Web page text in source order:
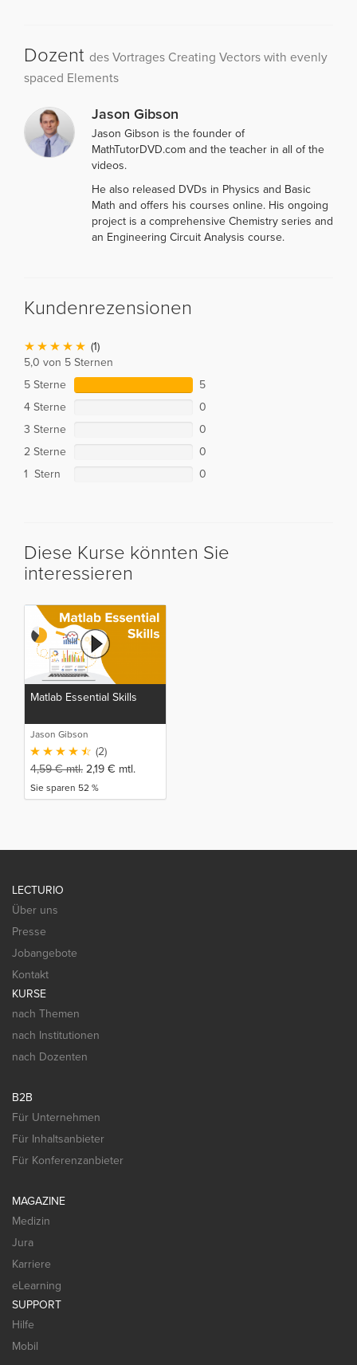
Dozent des Vortrages Creating Vectors with evenly
spaced Elements
Jason Gibson
Jason Gibson is the founder of
MathTutorDVD.com and the teacher in all of the
videos.
He also released DVDs in Physics and Basic
Math and offers his courses online. His ongoing
project is a comprehensive Chemistry series and
an Engineering Circuit Analysis course.
Kundenrezensionen
(1)
5,0 von 5 Sternen
5 Sterne
5
4 Sterne
0
3 Sterne
0
2 Sterne
0
1 Stern
0
Diese Kurse könnten Sie
interessieren
Matlab Essential Skills
Jason Gibson
(2)
4,59€mtl. 2,19 € mtl.
Sie sparen 52 %
LECTURIO
Über uns
Presse
Jobangebote
Kontakt
KURSE
nach Themen
nach Institutionen
nach Dozenten
B2B
Für Unternehmen
Für Inhaltsanbieter
Für Konferenzanbieter
MAGAZINE
Medizin
Jura
Karriere
eLearning
SUPPORT
Hilfe
Mobil